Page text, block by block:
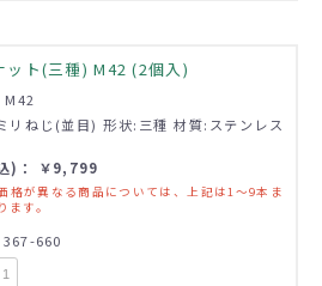
ト(三種) M42 (2個入)
リねじ(並目) 形状:三種 材質:ステンレス
)： ￥9,799
格が異なる商品については、上記は1～9本ま
す。
367-660